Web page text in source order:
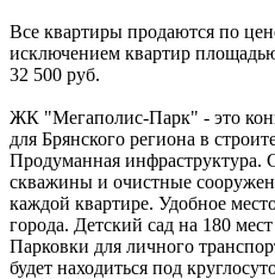
Все квартиры продаются по
исключением квартир
32 500 руб.
ЖК "Мегаполис-Парк" - это
для Брянского региона в
Продуманная инфраструктура.
скважины и очистные
каждой квартире. Удобное
города. Детский сад на 180
Парковки для личного
будет находиться под